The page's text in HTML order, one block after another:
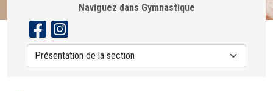
Naviguez dans Gymnastique